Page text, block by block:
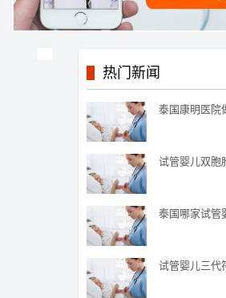
热门新闻
泰国康明医院
试管婴儿双胞
泰国哪家试管
试管婴儿三代